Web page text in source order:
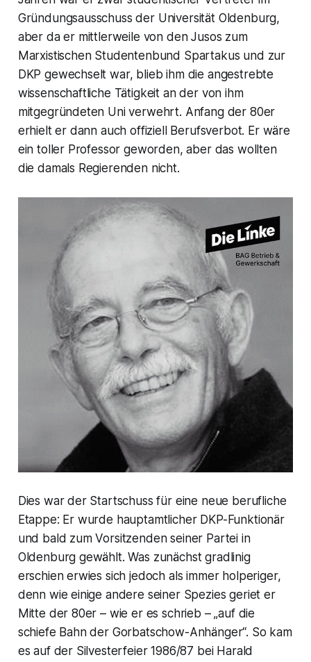
Gründungsausschuss der Universität Oldenburg,
aber da er mittlerweile von den Jusos zum
Marxistischen Studentenbund Spartakus und zur
DKP gewechselt war, blieb ihm die angestrebte
wissenschaftliche Tätigkeit an der von ihm
mitgegründeten Uni verwehrt. Anfang der 80er
erhielt er dann auch offiziell Berufsverbot. Er wäre
ein toller Professor geworden, aber das wollten
die damals Regierenden nicht.
Dies war der Startschuss für eine neue berufliche
Etappe: Er wurde hauptamtlicher DKP-Funktionär
und bald zum Vorsitzenden seiner Partei in
Oldenburg gewählt. Was zunächst gradlinig
erschien erwies sich jedoch als immer holperiger,
denn wie einige andere seiner Spezies geriet er
Mitte der 80er – wie er es schrieb – „auf die
schiefe Bahn der Gorbatschow-Anhänger“. So kam
es auf der Silvesterfeier 1986/87 bei Harald